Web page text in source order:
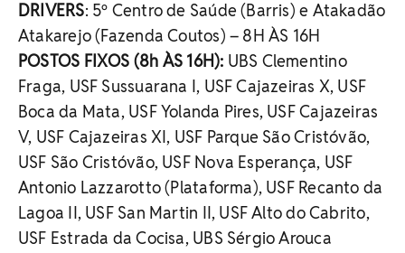
DRIVERS: 5º Centro de Saúde (Barris) e Atakadão
Atakarejo (Fazenda Coutos) – 8H ÀS 16H
POSTOS FIXOS (8h ÀS 16H): UBS Clementino
Fraga, USF Sussuarana I, USF Cajazeiras X, USF
Boca da Mata, USF Yolanda Pires, USF Cajazeiras
V, USF Cajazeiras XI, USF Parque São Cristóvão,
USF São Cristóvão, USF Nova Esperança, USF
Antonio Lazzarotto (Plataforma), USF Recanto da
Lagoa II, USF San Martin II, USF Alto do Cabrito,
USF Estrada da Cocisa, UBS Sérgio Arouca